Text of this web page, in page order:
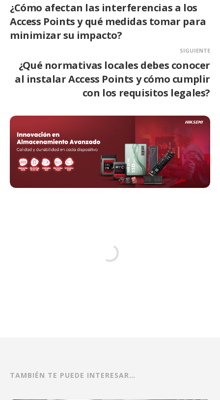
¿Cómo afectan las interferencias a los
Access Points y qué medidas tomar para
minimizar su impacto?
SIGUIENTE
¿Qué normativas locales debes conocer
al instalar Access Points y cómo cumplir
con los requisitos legales?
TAMBIÉN TE PUEDE INTERESAR…